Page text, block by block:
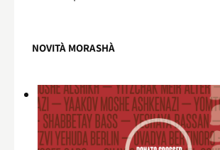
NOVITÀ MORASHÀ